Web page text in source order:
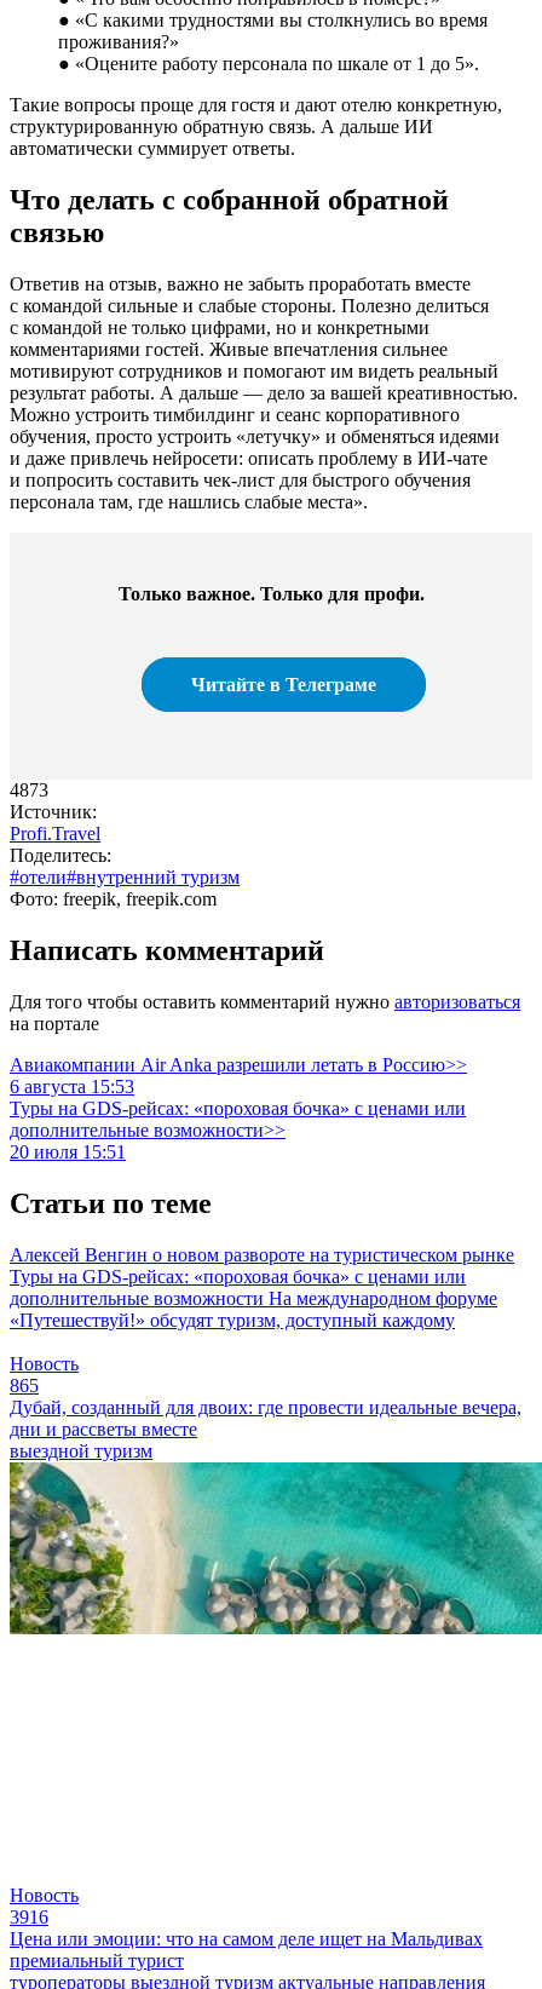
● «С какими трудностями вы столкнулись во время
проживания?»
● «Оцените работу персонала по шкале от 1 до 5».
Такие вопросы проще для гостя и дают отелю конкретную,
структурированную обратную связь. А дальше ИИ
автоматически суммирует ответы.
Что делать с собранной обратной
связью
Ответив на отзыв, важно не забыть проработать вместе
с командой сильные и слабые стороны. Полезно делиться
с командой не только цифрами, но и конкретными
комментариями гостей. Живые впечатления сильнее
мотивируют сотрудников и помогают им видеть реальный
результат работы. А дальше — дело за вашей креативностью.
Можно устроить тимбилдинг и сеанс корпоративного
обучения, просто устроить «летучку» и обменяться идеями
и даже привлечь нейросети: описать проблему в ИИ-чате
и попросить составить чек-лист для быстрого обучения
персонала там, где нашлись слабые места».
Только важное. Только для профи.
Читайте в Телеграме
4873
Источник:
Profi.Travel
Поделитесь:
#отели#внутренний туризм
Фото: freepik, freepik.com
Написать комментарий
Для того чтобы оставить комментарий нужно авторизоваться
на портале
Авиакомпании Air Anka разрешили летать в Россию>>
6 августа 15:53
Туры на GDS-рейсах: «пороховая бочка» с ценами или
дополнительные возможности>>
20 июля 15:51
Статьи по теме
Алексей Венгин о новом развороте на туристическом рынке
Туры на GDS-рейсах: «пороховая бочка» с ценами или
дополнительные возможности На международном форуме
«Путешествуй!» обсудят туризм, доступный каждому
Новость
865
Дубай, созданный для двоих: где провести идеальные вечера,
дни и рассветы вместе
выездной туризм
Новость
3916
Цена или эмоции: что на самом деле ищет на Мальдивах
премиальный турист
туроператоры выездной туризм актуальные направления